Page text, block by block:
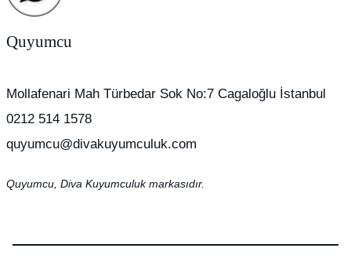
Quyumcu
Mollafenari Mah Türbedar Sok No:7 Cagaloğlu İstanbul
0212 514 1578
quyumcu@divakuyumculuk.com
Quyumcu, Diva Kuyumculuk markasıdır.